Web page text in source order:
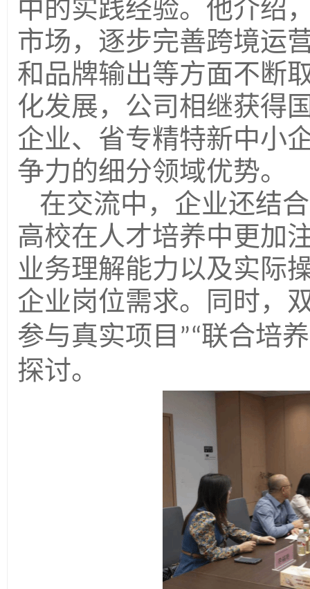
中的实践经验。他介绍
市场，逐步完善跨境运
和品牌输出等方面不断
化发展，公司相继获得
企业、省专精特新中小
争力的细分领域优势。
在交流中，企业还结
高校在人才培养中更加
业务理解能力以及实际
企业岗位需求。
同时，
参与真实项目 ”“联合培
探讨。